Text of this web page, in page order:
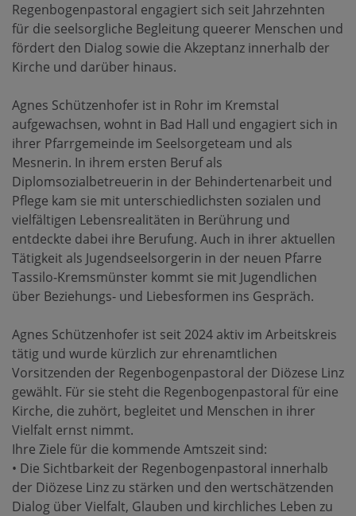
Regenbogenpastoral engagiert sich seit Jahrzehnten
für die seelsorgliche Begleitung queerer Menschen und
fördert den Dialog sowie die Akzeptanz innerhalb der
Kirche und darüber hinaus.
Agnes Schützenhofer ist in Rohr im Kremstal
aufgewachsen, wohnt in Bad Hall und engagiert sich in
ihrer Pfarrgemeinde im Seelsorgeteam und als
Mesnerin. In ihrem ersten Beruf als
Diplomsozialbetreuerin in der Behindertenarbeit und
Pflege kam sie mit unterschiedlichsten sozialen und
vielfältigen Lebensrealitäten in Berührung und
entdeckte dabei ihre Berufung. Auch in ihrer aktuellen
Tätigkeit als Jugendseelsorgerin in der neuen Pfarre
Tassilo-Kremsmünster kommt sie mit Jugendlichen
über Beziehungs- und Liebesformen ins Gespräch.
Agnes Schützenhofer ist seit 2024 aktiv im Arbeitskreis
tätig und wurde kürzlich zur ehrenamtlichen
Vorsitzenden der Regenbogenpastoral der Diözese Linz
gewählt. Für sie steht die Regenbogenpastoral für eine
Kirche, die zuhört, begleitet und Menschen in ihrer
Vielfalt ernst nimmt.
Ihre Ziele für die kommende Amtszeit sind:
• Die Sichtbarkeit der Regenbogenpastoral innerhalb
der Diözese Linz zu stärken und den wertschätzenden
Dialog über Vielfalt, Glauben und kirchliches Leben zu